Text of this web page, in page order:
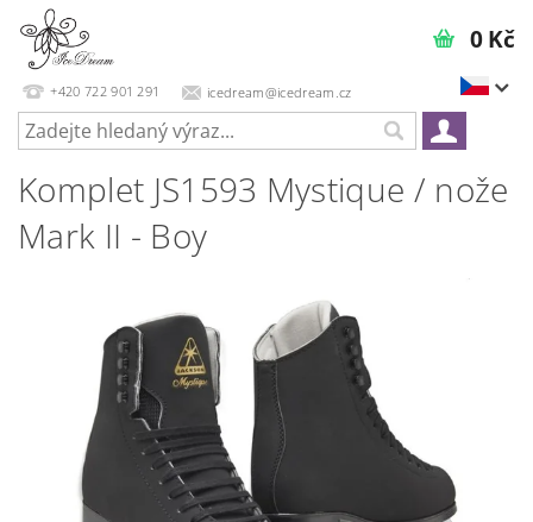
+420 722 901 291 icedream@icedream.cz
0 Kč
Komplet JS1593 Mystique / nože
Mark II - Boy